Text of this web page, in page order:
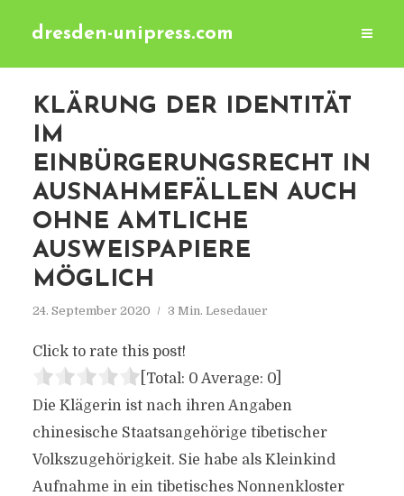
dresden-unipress.com
KLÄRUNG DER IDENTITÄT
IM
EINBÜRGERUNGSRECHT IN
AUSNAHMEFÄLLEN AUCH
OHNE AMTLICHE
AUSWEISPAPIERE
MÖGLICH
24. September 2020 3 Min. Lesedauer
Click to rate this post!
[Total: 0 Average: 0]
Die Klägerin ist nach ihren Angaben
chinesische Staatsangehörige tibetischer
Volkszugehörigkeit. Sie habe als Kleinkind
Aufnahme in ein tibetisches Nonnenkloster